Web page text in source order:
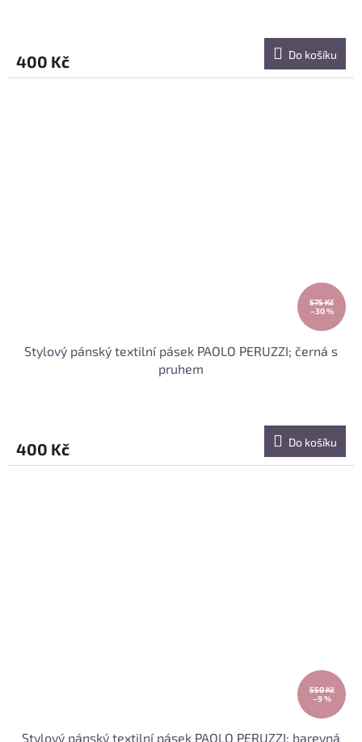
400 Kč Do košíku
575 Kč
–30 %
Stylový pánský textilní pásek PAOLO PERUZZI; černá s
pruhem
400 Kč Do košíku
550 Kč
–9 %
Stylový pánský textilní pásek PAOLO PERUZZI; barevná